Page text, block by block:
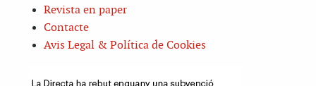
Revista en paper
Contacte
Avis Legal & Política de Cookies